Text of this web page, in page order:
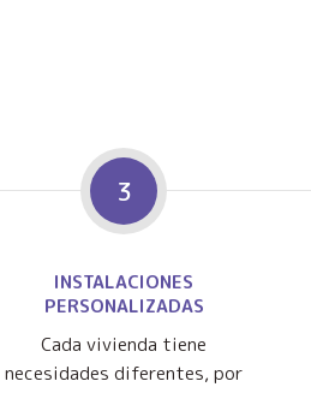
3
INSTALACIONES
PERSONALIZADAS
Cada vivienda tiene
necesidades diferentes, por